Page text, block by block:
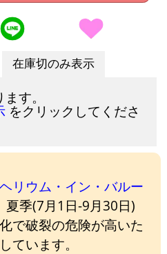
在庫切のみ表示
す。
をクリックしてくださ
リウム・イン・バルー
夏季(7月1日-9月30日)
で破裂の危険が高いた
ています。